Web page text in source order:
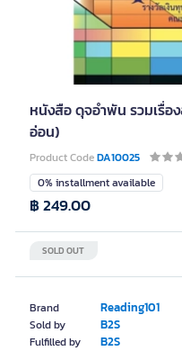
หนังสือ ดุจอำพัน รวมเรื่อ
อ่อน)
Product CodeDA10025
Brand Reading101
Sold by B2S
Fulfilled by B2S
0% installment available
SOLD OUT
฿ 249.00